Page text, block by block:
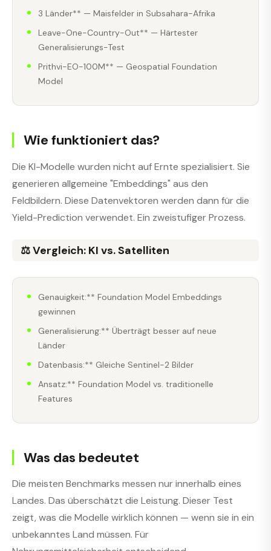
3 Länder** — Maisfelder in Subsahara-Afrika
Leave-One-Country-Out** — Härtester
Generalisierungs-Test
Prithvi-EO-100M** — Geospatial Foundation
Model
Wie funktioniert das?
Die KI-Modelle wurden nicht auf Ernte spezialisiert. Sie
generieren allgemeine "Embeddings" aus den
Feldbildern. Diese Datenvektoren werden dann für die
Yield-Prediction verwendet. Ein zweistufiger Prozess.
⚖️ Vergleich: KI vs. Satelliten
Genauigkeit:** Foundation Model Embeddings
gewinnen
Generalisierung:** Überträgt besser auf neue
Länder
Datenbasis:** Gleiche Sentinel-2 Bilder
Ansatz:** Foundation Model vs. traditionelle
Features
Was das bedeutet
Die meisten Benchmarks messen nur innerhalb eines
Landes. Das überschätzt die Leistung. Dieser Test
zeigt, was die Modelle wirklich können — wenn sie in ein
unbekanntes Land müssen. Für